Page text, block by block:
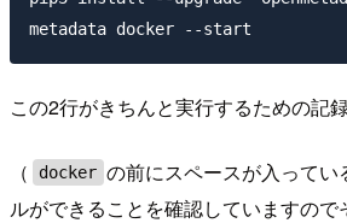
この2行がきちんと実行するための記録
（ docker の前にスペースが入って
ルができることを確認していますので